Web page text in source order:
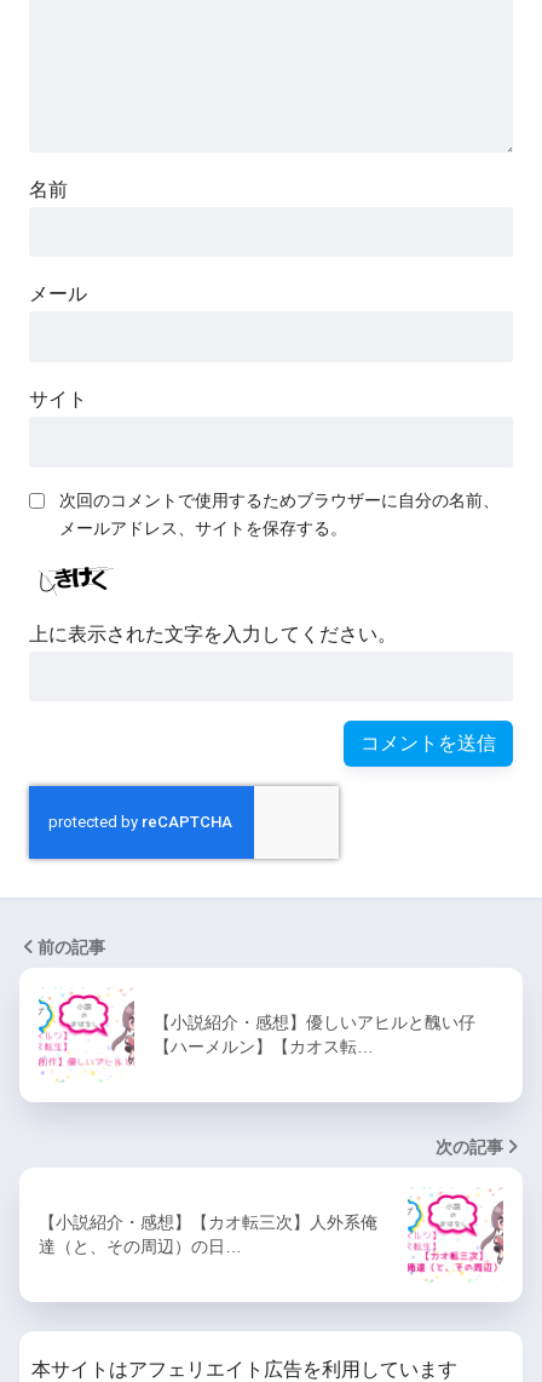
名前
メール
サイト
次回のコメントで使用するためブラウザーに自分の名前、
メールアドレス、サイトを保存する。
上に表示された文字を入力してください。
前の記事
【小説紹介・感想】優しいアヒルと醜い仔
【ハーメルン】【カオス転…
次の記事
【小説紹介・感想】【カオ転三次】人外系俺
達（と、その周辺）の日…
本サイトはアフェリエイト広告を利用しています